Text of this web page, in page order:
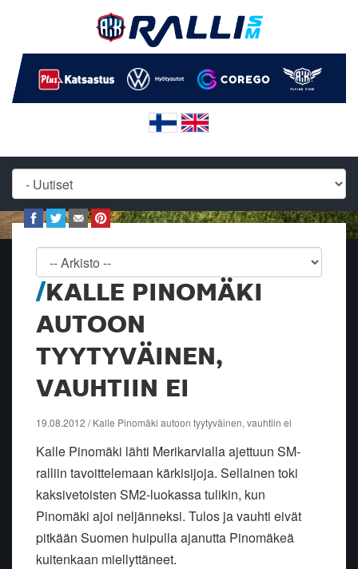
KALLE PINOMÄKI
AUTOON
TYYTYVÄINEN,
VAUHTIIN EI
19.08.2012 / Kalle Pinomäki autoon tyytyväinen, vauhtiin ei
Kalle Pinomäki lähti Merikarvialla ajettuun SM-
ralliin tavoittelemaan kärkisijoja. Sellainen toki
kaksivetoisten SM2-luokassa tulikin, kun
Pinomäki ajoi neljänneksi. Tulos ja vauhti eivät
pitkään Suomen huipulla ajanutta Pinomäkeä
kuitenkaan miellyttäneet.